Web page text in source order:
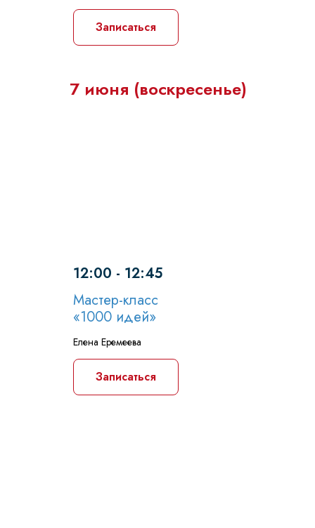
Записаться
7 июня (воскресенье)
12:00 - 12:45
Мастер-класс
«1000 идей»
Елена Еремеева
Записаться